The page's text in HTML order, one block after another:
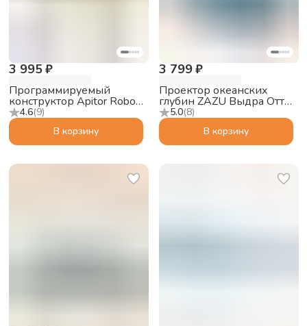
4.6(9)
3 995 ₽
Программируемый
конструктор Apitor Robot
Q 20в1
В корзину
5.0(8)
3 799 ₽
Проектор океанских
глубин ZAZU Выдра Отто
для малышей
В корзину